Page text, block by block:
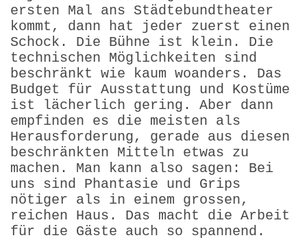
ersten Mal ans Städtebundtheater
kommt, dann hat jeder zuerst einen
Schock. Die Bühne ist klein. Die
technischen Möglichkeiten sind
beschränkt wie kaum woanders. Das
Budget für Ausstattung und Kostüme
ist lächerlich gering. Aber dann
empfinden es die meisten als
Herausforderung, gerade aus diesen
beschränkten Mitteln etwas zu
machen. Man kann also sagen: Bei
uns sind Phantasie und Grips
nötiger als in einem grossen,
reichen Haus. Das macht die Arbeit
für die Gäste auch so spannend.